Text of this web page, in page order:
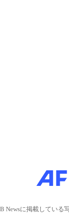
Newsに掲載している